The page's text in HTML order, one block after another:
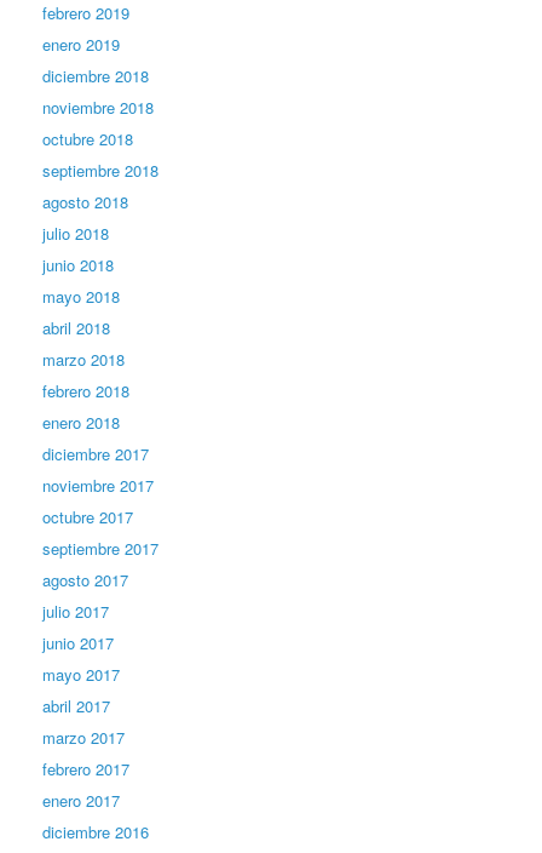
febrero 2019
enero 2019
diciembre 2018
noviembre 2018
octubre 2018
septiembre 2018
agosto 2018
julio 2018
junio 2018
mayo 2018
abril 2018
marzo 2018
febrero 2018
enero 2018
diciembre 2017
noviembre 2017
octubre 2017
septiembre 2017
agosto 2017
julio 2017
junio 2017
mayo 2017
abril 2017
marzo 2017
febrero 2017
enero 2017
diciembre 2016